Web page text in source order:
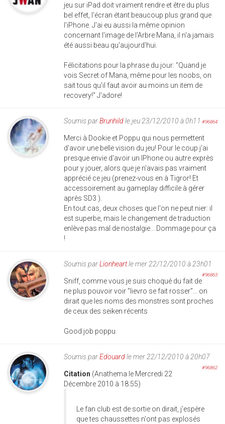
jeu sur iPad doit vraiment rendre et être du plus
bel effet, l'écran étant beaucoup plus grand que
l'iPhone. J'ai eu aussi la même opinion
concernant l'image de l'Arbre Mana, il n'a jamais
été aussi beau qu'aujourd'hui.
Félicitations pour la phrase du jour: "Quand je
vois Secret of Mana, même pour les noobs, on
sait tous qu'il faut avoir au moins un item de
recovery!" J'adore!
Soumis parBrunhildle jeu 23/12/2010 à 0h11 #96864
Merci à Dookie et Poppu qui nous permettent
d'avoir une belle vision du jeu! Pour le coup j'ai
presque envie d'avoir un IPhone ou autre exprès
pour y jouer, alors que je n'avais pas vraiment
apprécié ce jeu (prenez-vous en à Tigror! Et
accessoirement au gameplay difficile à gérer
après SD3 ).
En tout cas, deux choses que l'on ne peut nier: il
est superbe, mais le changement de traduction
enlève pas mal de nostalgie... Dommage pour ça
!
Soumis parLionheartle mer 22/12/2010 à 23h01
#96863
Sniff, comme vous je suis choqué du fait de
ne plus pouvoir voir "lievro se fait rosser"... on
dirait que les noms des monstres sont proches
de ceux des seiken récents
Good job poppu
Soumis parEdouardle mer 22/12/2010 à 20h07
#96862
Citation (Anathema le Mercredi 22
Décembre 2010 à 18:55)
Le fan club est de sortie on dirait, j'espère
que tes chaussettes n'ont pas explosés